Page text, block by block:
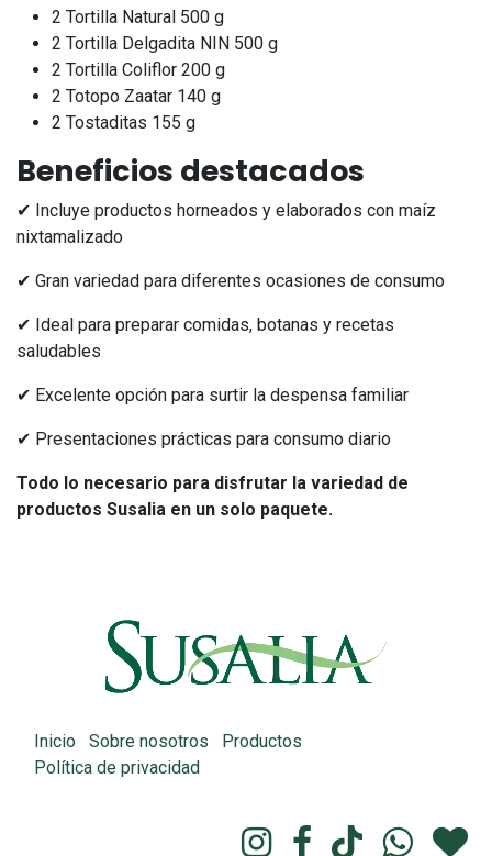
2 Tortilla Natural 500 g
2 Tortilla Delgadita NIN 500 g
2 Tortilla Coliflor 200 g
2 Totopo Zaatar 140 g
2 Tostaditas 155 g
Beneficios destacados
✔ Incluye productos horneados y elaborados con maíz
nixtamalizado
✔ Gran variedad para diferentes ocasiones de consumo
✔ Ideal para preparar comidas, botanas y recetas
saludables
✔ Excelente opción para surtir la despensa familiar
✔ Presentaciones prácticas para consumo diario
Todo lo necesario para disfrutar la variedad de
productos Susalia en un solo paquete.
Inicio Sobre nosotros
Productos
Política de privacidad